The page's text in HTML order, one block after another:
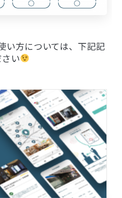
方については、下記記
い